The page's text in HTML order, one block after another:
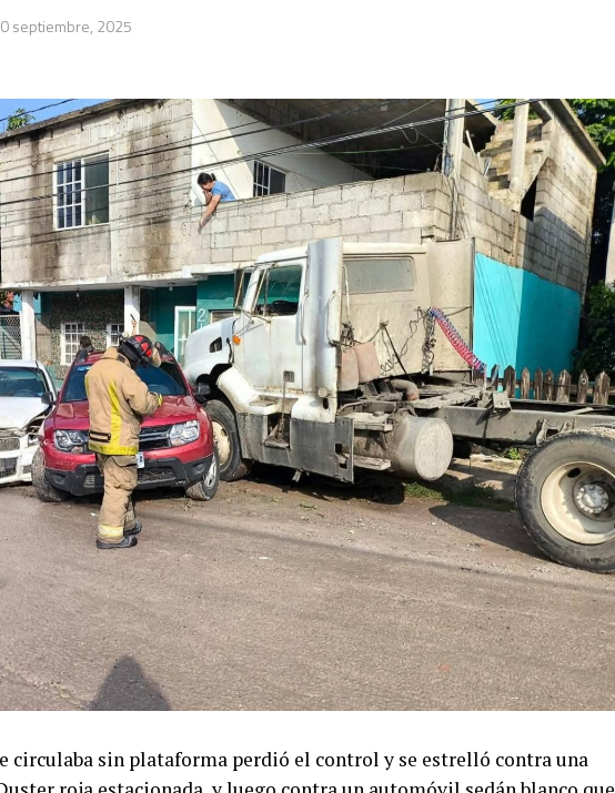
septiembre, 2025
circulaba sin plataforma perdió el control y se estrelló contra una